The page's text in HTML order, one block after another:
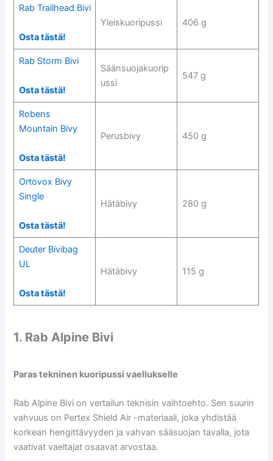
Rab Trailhead Bivi
Osta tästä!
Yleiskuoripussi 406 g
Rab Storm Bivi
Osta tästä!
Säänsuojakuorip
ussi
547 g
Robens
Mountain Bivy
Osta tästä!
Perusbivy 450 g
Ortovox Bivy
Single
Osta tästä!
Hätäbivy 280 g
Deuter Bivibag
UL
Osta tästä!
Hätäbivy 115 g
1. Rab Alpine Bivi
Paras tekninen kuoripussi vaellukselle
Rab Alpine Bivi on vertailun teknisin vaihtoehto. Sen suurin
vahvuus on Pertex Shield Air -materiaali, joka yhdistää
korkean hengittävyyden ja vahvan sääsuojan tavalla, jota
vaativat vaeltajat osaavat arvostaa.